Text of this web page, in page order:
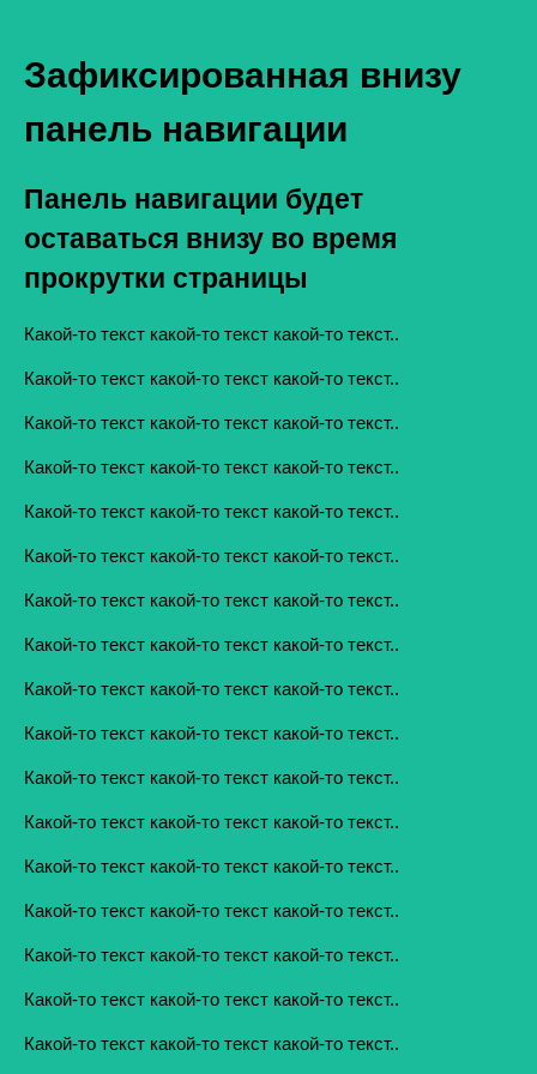
Зафиксированная внизу
панель навигации
Панель навигации будет
оставаться внизу во время
прокрутки страницы
Какой-то текст какой-то текст какой-то текст..
Какой-то текст какой-то текст какой-то текст..
Какой-то текст какой-то текст какой-то текст..
Какой-то текст какой-то текст какой-то текст..
Какой-то текст какой-то текст какой-то текст..
Какой-то текст какой-то текст какой-то текст..
Какой-то текст какой-то текст какой-то текст..
Какой-то текст какой-то текст какой-то текст..
Какой-то текст какой-то текст какой-то текст..
Какой-то текст какой-то текст какой-то текст..
Какой-то текст какой-то текст какой-то текст..
Какой-то текст какой-то текст какой-то текст..
Какой-то текст какой-то текст какой-то текст..
Какой-то текст какой-то текст какой-то текст..
Какой-то текст какой-то текст какой-то текст..
Какой-то текст какой-то текст какой-то текст..
Какой-то текст какой-то текст какой-то текст..